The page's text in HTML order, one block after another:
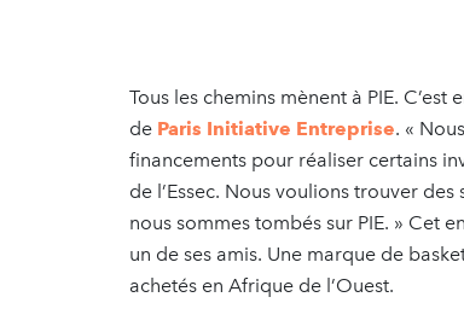
Tous les chemins mènent à PIE.
de Paris Initiative Entreprise. «
financements pour réaliser certains
de l’Essec. Nous voulions trouver
nous sommes tombés sur PIE. » Cet
un de ses amis. Une marque de
achetés en Afrique de l’Ouest.